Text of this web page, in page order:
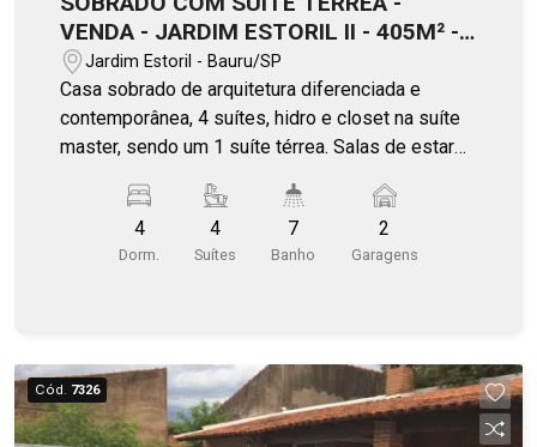
VENDA - JARDIM ESTORIL II - 405M² -
BAURU
Jardim Estoril - Bauru/SP
Casa sobrado de arquitetura diferenciada e
contemporânea, 4 suítes, hidro e closet na suíte
master, sendo um 1 suíte térrea. Salas de estar
Home Theater), American Bar. Cozinha integrada a
lavanderia. Varanda gourmet, lazer inclui, piscina
aquecida, ducha, sauna com WCs. Imóvel com
todos os ambientes. Suíte americana atende 2
dormitórios com portas sacadas que se
interligam. A 200 mts da Av. Comendador,
4
Dorm.
4
Suítes
7
Banho
2
Garagens
Cód. 7326